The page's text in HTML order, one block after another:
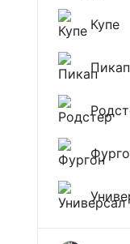
Купе
Пикап